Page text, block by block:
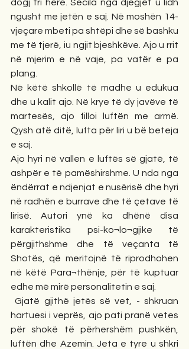
dogj tri herë. Secila nga djegjet u lidh
ngusht me jetën e saj. Në moshën 14-
vjeçare mbeti pa shtëpi dhe së bashku
me të tjerë, iu ngjit bjeshkëve. Ajo u rrit
në mjerim e në vaje, pa vatër e pa
plang.
Në këtë shkollë të madhe u edukua
dhe u kalit ajo. Në krye të dy javëve të
martesës, ajo filloi luftën me armë.
Qysh atë ditë, lufta për liri u bë beteja
e saj.
Ajo hyri në vallen e luftës së gjatë, të
ashpër e të pamëshirshme. U nda nga
ëndërrat e ndjenjat e nusërisë dhe hyri
në radhën e burrave dhe të çetave të
lirisë. Autori ynë ka dhënë disa
karakteristika psi-ko¬lo¬gjike të
përgjithshme dhe të veçanta të
Shotës, që meritojnë të riprodhohen
në këtë Para¬thënje, për të kuptuar
edhe më mirë personalitetin e saj.
Gjatë gjithë jetës së vet, - shkruan
hartuesi i veprës, ajo pati pranë vetes
për shokë të përhershëm pushkën,
luftën dhe Azemin. Jeta e tyre u shkri